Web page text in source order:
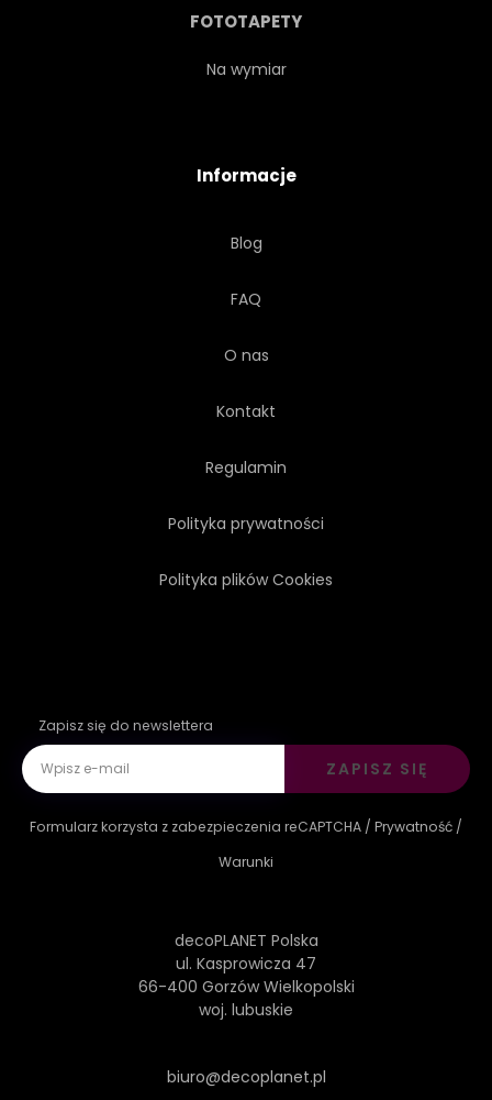
FOTOTAPETY
Na wymiar
Informacje
Blog
FAQ
O nas
Kontakt
Regulamin
Polityka prywatności
Polityka plików Cookies
Zapisz się do newslettera
ZAPISZ SIĘ
Formularz korzysta z zabezpieczenia reCAPTCHA / Prywatność /
Warunki
decoPLANET Polska
ul. Kasprowicza 47
66-400 Gorzów Wielkopolski
woj. lubuskie
biuro@decoplanet.pl